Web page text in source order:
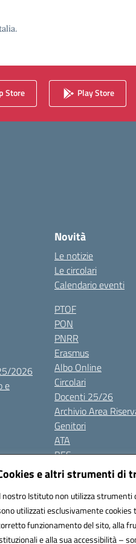
e altri strumenti di
nostro Istituto non utilizza strumenti
utilizzati esclusivamente cookies
funzionamento del sito, alla
e alla sua accessibilità –
Store Play Store
2026
e
Novità
Le notizie
Le circolari
Calendario eventi
PTOF
PON
PNRR
Erasmus
Albo Online
Circolari
Docenti 25/26
Archivio Area
Genitori
ATA
BES
Modulistica
Gallery